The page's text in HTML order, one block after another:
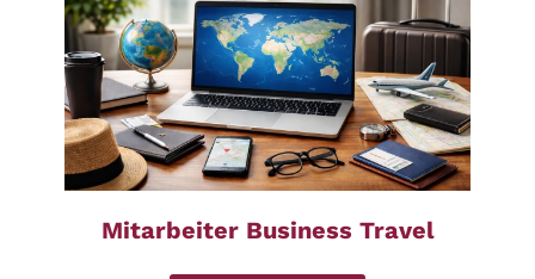
Mitarbeiter Business Travel